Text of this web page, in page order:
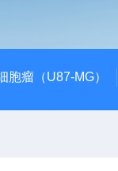
胞瘤（U87-MG）